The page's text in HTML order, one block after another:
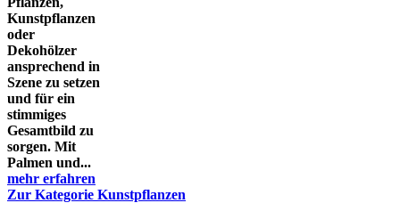
Kunstpflanzen
oder
Dekohölzer
ansprechend in
Szene zu setzen
und für ein
stimmiges
Gesamtbild zu
sorgen. Mit
Palmen und...
mehr erfahren
Zur Kategorie Kunstpflanzen